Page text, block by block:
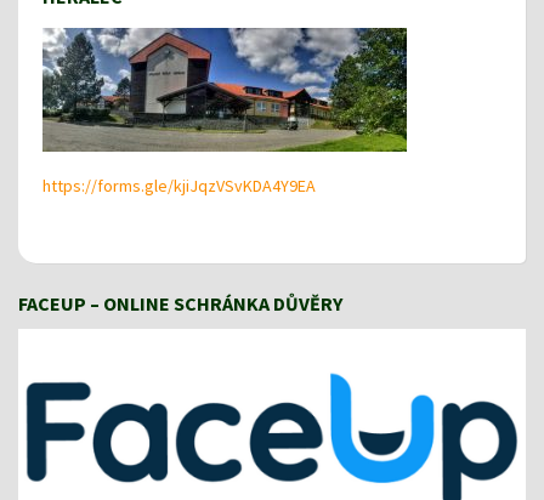
https://forms.gle/kjiJqzVSvKDA4Y9EA
FACEUP – ONLINE SCHRÁNKA DŮVĚRY